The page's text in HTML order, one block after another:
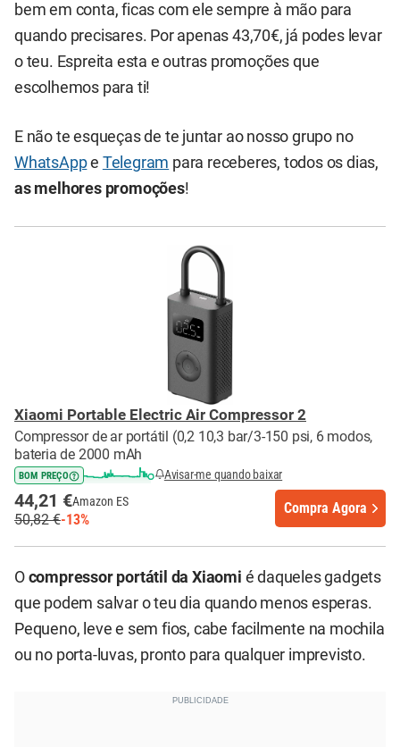
bem em conta, ficas com ele sempre à mão para
quando precisares. Por apenas 43,70€, já podes levar
o teu. Espreita esta e outras promoções que
escolhemos para ti!
E não te esqueças de te juntar ao nosso grupo no
WhatsAppe Telegram para receberes, todos os dias,
as melhores promoções!
Xiaomi Portable Electric Air Compressor 2
Compressor de ar portátil (0,2 10,3 bar/3-150 psi, 6 modos,
bateria de 2000 mAh
BOM PREÇO Avisar-me quando baixar
44,21 €Amazon ES
50,82 €-13%
Compra Agora
O compressor portátil da Xiaomi é daqueles gadgets
que podem salvar o teu dia quando menos esperas.
Pequeno, leve e sem fios, cabe facilmente na mochila
ou no porta-luvas, pronto para qualquer imprevisto.